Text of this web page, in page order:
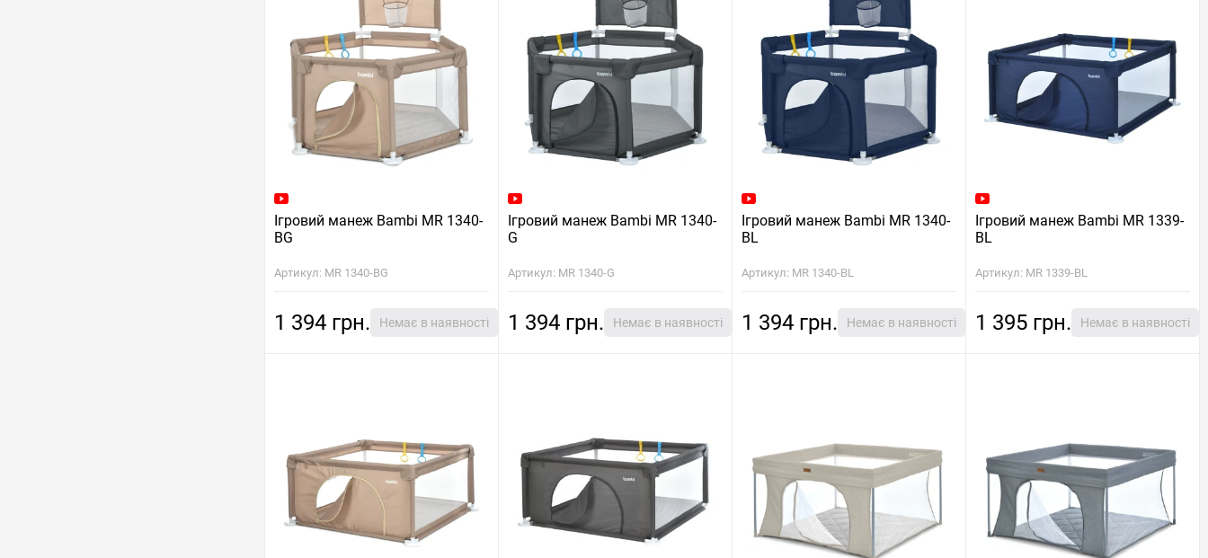
Ігровий манеж Bambi MR 1340-
BG
Артикул: MR 1340-BG
1 394 грн. Немає в наявності
Ігровий манеж Bambi MR 1340-
G
Артикул: MR 1340-G
1 394 грн. Немає в наявності
Ігровий манеж Bambi MR 1340-
BL
Артикул: MR 1340-BL
1 394 грн. Немає в наявності
Ігровий манеж Bambi MR 1339-
BL
Артикул: MR 1339-BL
1 395 грн. Немає в наявності